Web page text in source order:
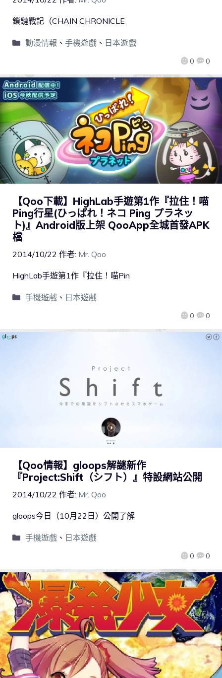
0 0
鎖鏈戰記（CHAIN CHRONICLE
動漫情報 、 手機遊戲、 日本遊戲
【Qoo下載】HighLab手遊第1作『拉住！喵
Ping行星(ひっぱれ！ネコ Ping プラネッ
ト)』Android版上架 QooApp全城首發APK
檔
2014/10/22 作者: Mr. Qoo
0 0
HighLab手遊第1作『拉住！喵Pin
手機遊戲、 日本遊戲
【Qoo情報】gloops解謎新作
『Project:Shift（シフト）』特設網站公開
2014/10/22 作者: Mr. Qoo
0 0
gloops今日（10月22日）公開了解
手機遊戲、 日本遊戲